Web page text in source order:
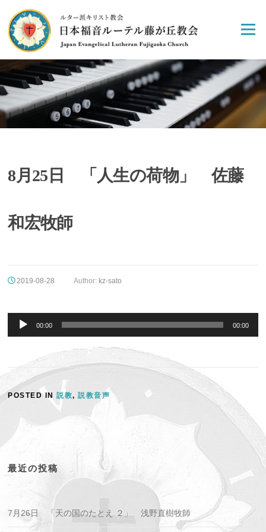
content
Menu
8月25日 「人生の荷物」 佐藤
和宏牧師
2019-08-28 Author: kz-sato
プ
ー
00:00 00:00
POSTED IN説教,説教音声
最近の投稿
7月26日 「天の国のたとえ ２」 浅野直樹牧師